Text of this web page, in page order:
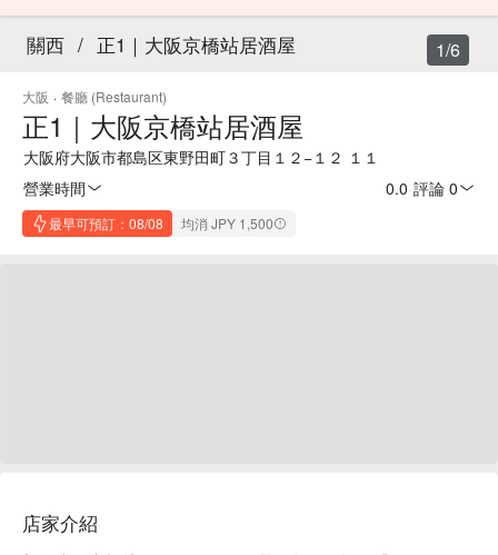
關西 / 正1｜大阪京橋站居酒屋
大阪 · 餐廳 (Restaurant)
正1｜大阪京橋站居酒屋
大阪府大阪市都島区東野田町３丁目１２−１２ １１
營業時間
0.0 評論 0
最早可預訂：08/08 均消 JPY 1,500
1/6
店家介紹